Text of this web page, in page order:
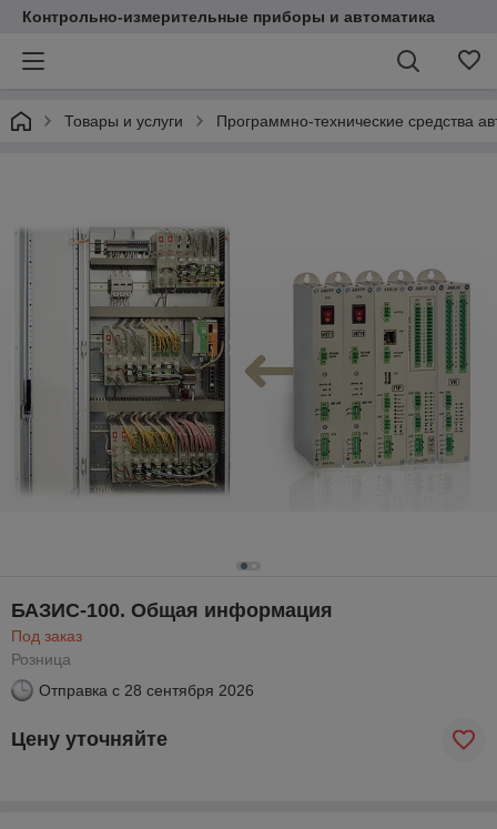
Контрольно-измерительные приборы и автоматика
Товары и услуги Программно-технические средства
БАЗИС-100. Общая информация
Под заказ
Розница
Отправка с 28 сентября 2026
Цену уточняйте